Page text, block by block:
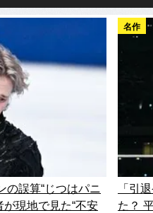
の誤算“じつはパニ
現地で見た“不安
名作
「引
た？